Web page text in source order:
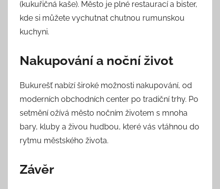
(kukuřičná kaše). Město je plné restaurací a bister,
kde si můžete vychutnat chutnou rumunskou
kuchyni.
Nakupování a noční život
Bukurešť nabízí široké možnosti nakupování, od
moderních obchodních center po tradiční trhy. Po
setmění ožívá město nočním životem s mnoha
bary, kluby a živou hudbou, které vás vtáhnou do
rytmu městského života.
Závěr